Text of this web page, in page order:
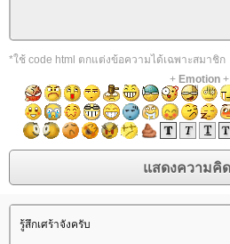
*ใช้ code html ตกแต่งข้อความได้เฉพาะสมาชิก
+ Emotion+
รู้สึกเศร้าจังครับ